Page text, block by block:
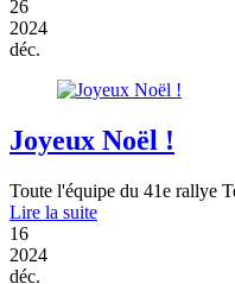
26
2024
déc.
Joyeux Noël !
Toute l'équipe du 41e rallye
Lire la suite
16
2024
déc.